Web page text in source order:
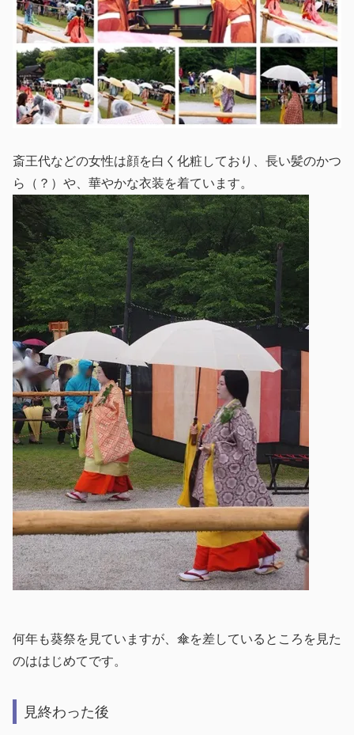
斎王代などの女性は顔を白く化粧しており、長い髪のかつ
ら（？）や、華やかな衣装を着ています。
何年も葵祭を見ていますが、傘を差しているところを見た
のははじめてです。
見終わった後